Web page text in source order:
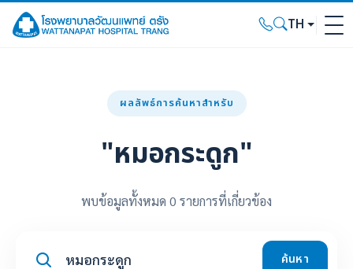
TH
ผลลัพธ์การค้นหาสำหรับ
"หมอกระดูก"
พบข้อมูลทั้งหมด 0 รายการที่เกี่ยวข้อง
ค้นหา